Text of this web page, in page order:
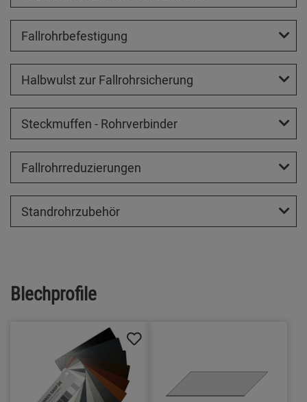
Fallrohrbefestigung
Halbwulst zur Fallrohrsicherung
Steckmuffen - Rohrverbinder
Fallrohrreduzierungen
Standrohrzubehör
Blechprofile